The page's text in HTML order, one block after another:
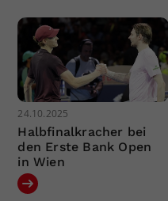
24.10.2025
Halbfinalkracher bei
den Erste Bank Open
in Wien